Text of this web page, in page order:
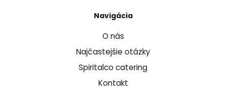
Navigácia
O nás
Najčastejšie otázky
Spiritalco catering
Kontakt